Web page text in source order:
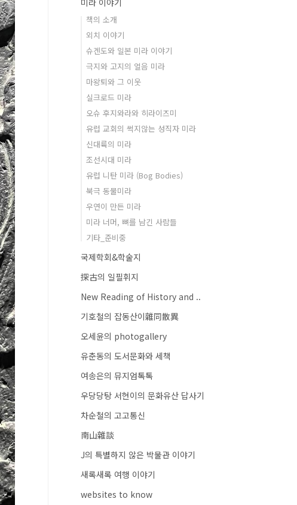
미라 이야기
책의 소개
외치 이야기
슈겐도와 일본 미라 이야기
극지와 고지의 얼음 미라
마왕퇴와 그 이웃
실크로드 미라
오슈 후지와라와 히라이즈미
유럽 교회의 썩지않는 성직자 미라
신대륙의 미라
조선시대 미라
유럽 니탄 미라 (Bog Bodies)
북극 동물미라
우연이 만든 미라
미라 너머, 뼈를 남긴 사람들
기타_준비중
국제학회&학술지
探古의 일필휘지
New Reading of History and ..
기호철의 잡동산이雜同散異
오세윤의 photogallery
유춘동의 도서문화와 세책
여송은의 뮤지엄톡톡
우당당탕 서현이의 문화유산 답사기
차순철의 고고통신
南山雜談
J의 특별하지 않은 박물관 이야기
새록새록 여행 이야기
websites to know